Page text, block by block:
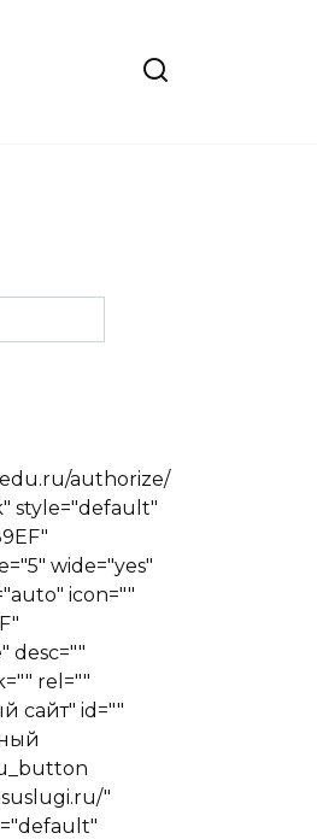
authorize/
style="default"
wide="yes"
icon=""
desc=""
rel=""
сайт" id=""
"